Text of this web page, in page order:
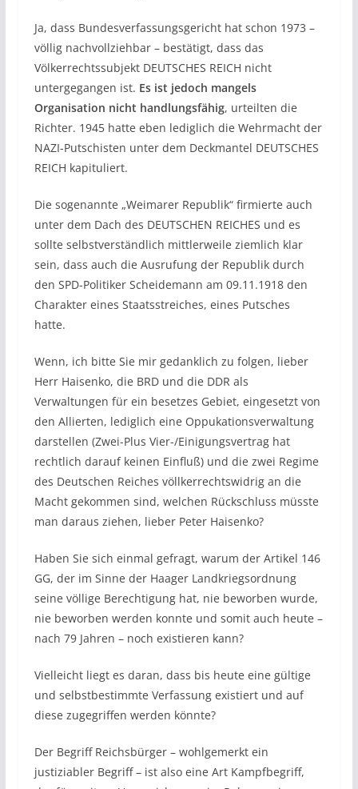
Ja, dass Bundesverfassungsgericht hat schon 1973 –
völlig nachvollziehbar – bestätigt, dass das
Völkerrechtssubjekt DEUTSCHES REICH nicht
untergegangen ist. Es ist jedoch mangels
Organisation nicht handlungsfähig, urteilten die
Richter. 1945 hatte eben lediglich die Wehrmacht der
NAZI-Putschisten unter dem Deckmantel DEUTSCHES
REICH kapituliert.
Die sogenannte „Weimarer Republik“ firmierte auch
unter dem Dach des DEUTSCHEN REICHES und es
sollte selbstverständlich mittlerweile ziemlich klar
sein, dass auch die Ausrufung der Republik durch
den SPD-Politiker Scheidemann am 09.11.1918 den
Charakter eines Staatsstreiches, eines Putsches
hatte.
Wenn, ich bitte Sie mir gedanklich zu folgen, lieber
Herr Haisenko, die BRD und die DDR als
Verwaltungen für ein besetzes Gebiet, eingesetzt von
den Allierten, lediglich eine Oppukationsverwaltung
darstellen (Zwei-Plus Vier-/Einigungsvertrag hat
rechtlich darauf keinen Einfluß) und die zwei Regime
des Deutschen Reiches völlkerrechtswidrig an die
Macht gekommen sind, welchen Rückschluss müsste
man daraus ziehen, lieber Peter Haisenko?
Haben Sie sich einmal gefragt, warum der Artikel 146
GG, der im Sinne der Haager Landkriegsordnung
seine völlige Berechtigung hat, nie beworben wurde,
nie beworben werden konnte und somit auch heute –
nach 79 Jahren – noch existieren kann?
Vielleicht liegt es daran, dass bis heute eine gültige
und selbstbestimmte Verfassung existiert und auf
diese zugegriffen werden könnte?
Der Begriff Reichsbürger – wohlgemerkt ein
justiziabler Begriff – ist also eine Art Kampfbegriff,